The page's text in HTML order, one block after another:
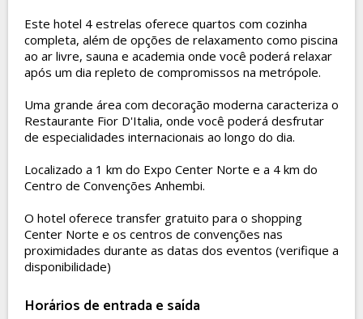
Este hotel 4 estrelas oferece quartos com cozinha
completa, além de opções de relaxamento como piscina
ao ar livre, sauna e academia onde você poderá relaxar
após um dia repleto de compromissos na metrópole.
Uma grande área com decoração moderna caracteriza o
Restaurante Fior D'Italia, onde você poderá desfrutar
de especialidades internacionais ao longo do dia.
Localizado a 1 km do Expo Center Norte e a 4 km do
Centro de Convenções Anhembi.
O hotel oferece transfer gratuito para o shopping
Center Norte e os centros de convenções nas
proximidades durante as datas dos eventos (verifique a
disponibilidade)
Horários de entrada e saída